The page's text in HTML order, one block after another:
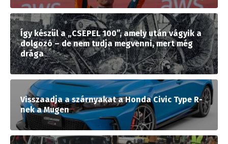
Így készül a „CSEPEL 100”, amely után vágyik a
dolgozó – de nem tudja megvenni, mert még
drága
Visszaadja a szárnyakat a Honda Civic Type R-
nek a Mugen